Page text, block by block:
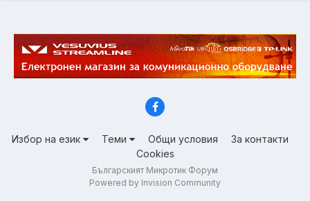
Избор на език Теми Общи условия
За контакти
Cookies
Българският Микротик Форум
Powered by Invision Community